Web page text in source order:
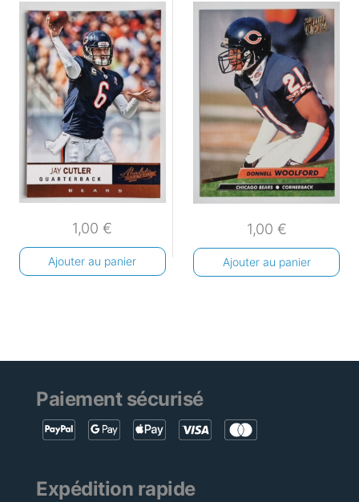
1,00€
Ajouter au panier
1,00 €
Ajouter au panier
Paiement sécurisé
Expédition rapide